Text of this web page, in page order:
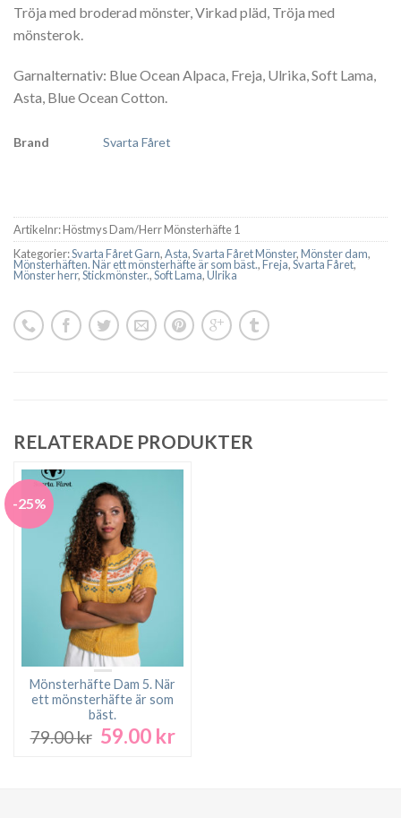
Tröja med broderad mönster, Virkad pläd, Tröja med
mönsterok.
Garnalternativ: Blue Ocean Alpaca, Freja, Ulrika, Soft Lama,
Asta, Blue Ocean Cotton.
Brand Svarta Fåret
Artikelnr:Höstmys Dam/Herr Mönsterhäfte 1
Kategorier:Svarta Fåret Garn,Asta,Svarta Fåret Mönster,Mönster dam,
Mönsterhäften. När ett mönsterhäfte är som bäst.,Freja,Svarta Fåret,
Mönster herr,Stickmönster.,Soft Lama,Ulrika
RELATERADE PRODUKTER
-25%
Mönsterhäfte Dam 5. När
ett mönsterhäfte är som
bäst.
79.00kr Det
59.00 krDet